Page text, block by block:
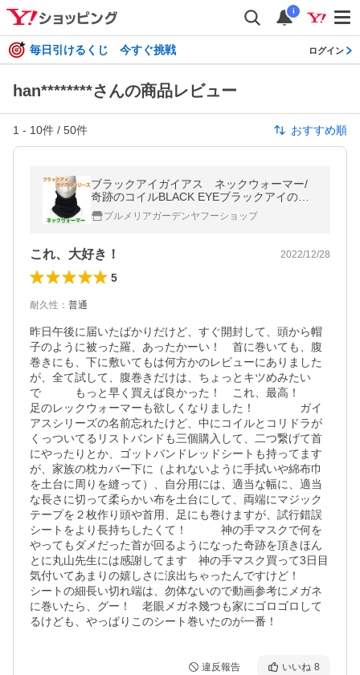
i
毎日引けるくじ 今すぐ挑戦 ログイン
han********さんの商品レビュー
1 - 10件 / 50件 おすすめ順
ブラックアイガイアス ネックウォーマー/
奇跡のコイルBLACK EYEブラックアイの医
学博士丸山修寛監修/電磁波防止 マイナス
イオン 遠赤外線 爆買
プルメリアガーデンヤフーショップ
これ、大好き！ 2022/12/28
5
耐久性 ： 普通
昨日午後に届いたばかりだけど、すぐ開封して、頭から帽
子のように被った羅、あったかーい！　首に巻いても、腹
巻きにも、下に敷いてもは何方かのレビューにありました
が、全て試して、腹巻きだけは、ちょっとキツめみたい
で　　　もっと早く買えば良かった！　これ、最高！
足のレックウォーマーも欲しくなりました！　　　　ガイ
アスシリーズの名前忘れたけど、中にコイルとコリドラが
くっついてるリストバンドも三個購入して、二つ繋げて首
にやったりとか、ゴットバンドレッドシートも持ってます
が、家族の枕カバー下に（よれないように手拭いや綿布巾
を土台に周りを縫って）、自分用には、適当な幅に、適当
な長さに切って柔らかい布を土台にして、両端にマジック
テープを２枚作り頭や首用、足にも巻けますが、試行錯誤
シートをより長持ちしたくて！　　　神の手マスクで何を
やってもダメだった首が回るようになった奇跡を頂きほん
とに丸山先生には感謝してます　神の手マスク買って3日目
気付いてあまりの嬉しさに涙出ちゃったんですけど！
シートの細長い切れ端は、勿体ないので動画参考にメガネ
に巻いたら、グー！　老眼メガネ幾つも家にゴロゴロして
るけども、やっぱりこのシート巻いたのが一番！
違反報告 いいね 8